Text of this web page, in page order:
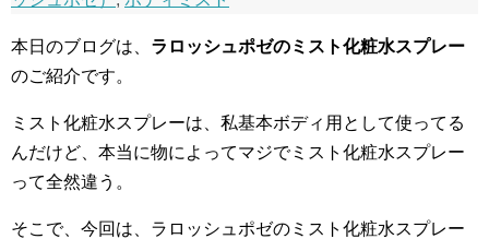
本日のブログは、 ラロッシュポゼのミスト化粧水スプレー
のご紹介です。
ミスト化粧水スプレーは、私基本ボディ用として使ってる
んだけど、本当に物によってマジでミスト化粧水スプレー
って全然違う。
そこで、今回は、ラロッシュポゼのミスト化粧水スプレー